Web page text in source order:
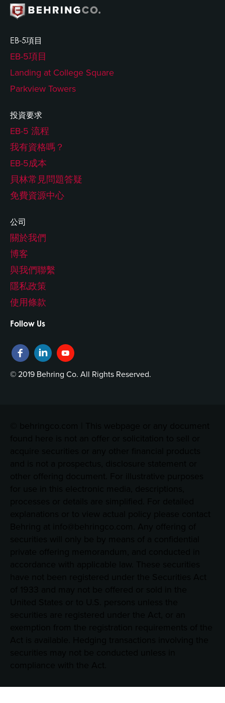
EB-5項目
EB-5項目
Landing at College Square
Parkview Towers
投資要求
EB-5 流程
我有資格嗎？
EB-5成本
貝林常見問題答疑
免費資源中心
公司
關於我們
博客
與我們聯繫
隱私政策
使用條款
Follow Us
© 2019 Behring Co. All Rights Reserved.